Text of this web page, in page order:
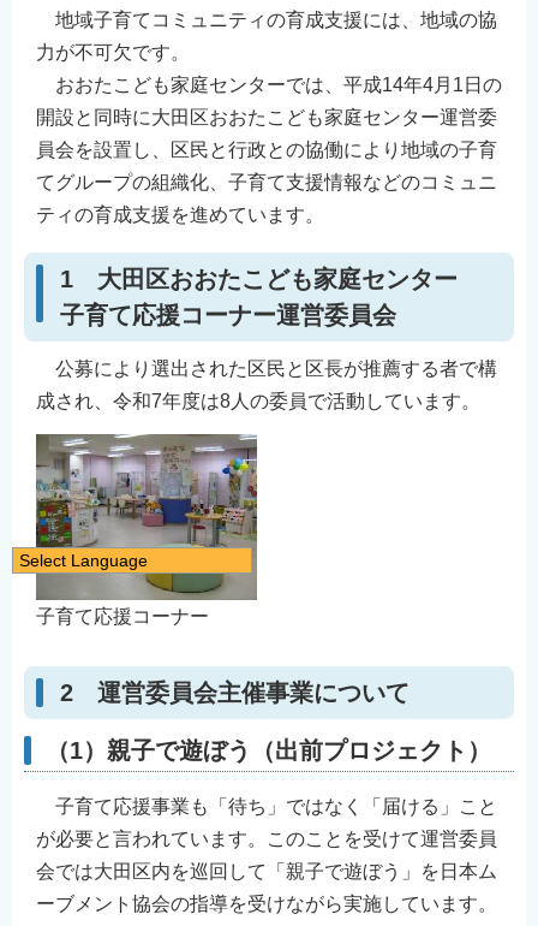
地域子育てコミュニティの育成支援には、地域の協
力が不可欠です。
おおたこども家庭センターでは、平成14年4月1日の
開設と同時に大田区おおたこども家庭センター運営委
員会を設置し、区民と行政との協働により地域の子育
てグループの組織化、子育て支援情報などのコミュニ
ティの育成支援を進めています。
1 大田区おおたこども家庭センター
子育て応援コーナー運営委員会
公募により選出された区民と区長が推薦する者で構
成され、令和7年度は8人の委員で活動しています。
子育て応援コーナー
2 運営委員会主催事業について
（1）親子で遊ぼう（出前プロジェクト）
子育て応援事業も「待ち」ではなく「届ける」こと
が必要と言われています。このことを受けて運営委員
会では大田区内を巡回して「親子で遊ぼう」を日本ム
ーブメント協会の指導を受けながら実施しています。
Select Language
English
简体中文
繁體中文
한국어
नेपाली
Filipino